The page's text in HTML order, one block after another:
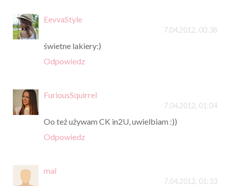
EevvaStyle
7.04.2012, 00:38
świetne lakiery:)
Odpowiedz
FuriousSquirrel
7.04.2012, 01:04
Oo też używam CK in2U, uwielbiam :))
Odpowiedz
mal
7.04.2012, 01:33